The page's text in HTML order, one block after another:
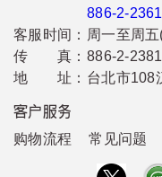
886-2-
客服时间： 周一至周
传 真： 886-2-
地 址： 台北市108
客户服务
购物流程 常见问题